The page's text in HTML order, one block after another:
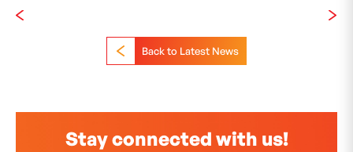
Back to Latest News
Stay connected with us!